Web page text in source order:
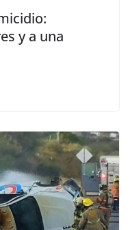
y a una